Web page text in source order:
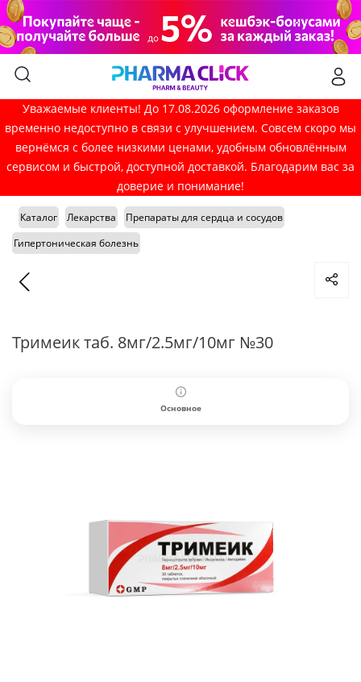
Уважаемые клиенты! До 17.08.2026 оформление заказов
временно недоступно в связи с улучшением. Совсем скоро мы
вернёмся с более низкими ценами, удобным обновлённым
сервисом и быстрой, доступной доставкой. Благодарим вас за
доверие и понимание!
Каталог Лекарства
Препараты для сердца и сосудов
Гипертоническая болезнь
Тримеик таб. 8мг/2.5мг/10мг №30
Основное